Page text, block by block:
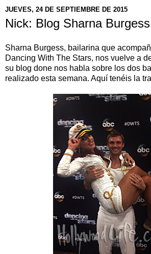
JUEVES, 24 DE SEPTIEMBRE DE 2015
Nick: Blog Sharna
Sharna Burgess, bailarina que
Dancing With The Stars, nos vuelve a
su blog done nos habla sobre los dos
realizado esta semana. Aquí tenéis la